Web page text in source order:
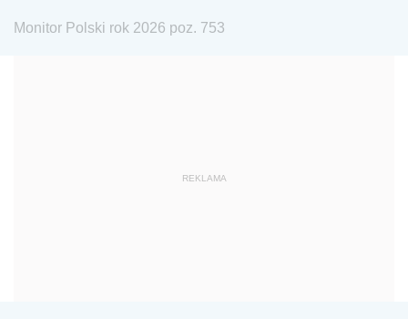
1975 1974
1959
Monitor Polski rok 2026 poz. 753
REKLAMA